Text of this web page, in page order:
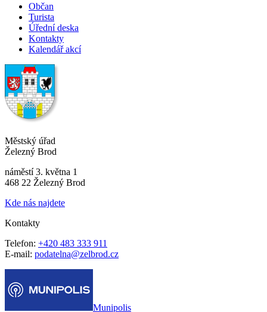
Občan
Turista
Úřední deska
Kontakty
Kalendář akcí
Městský úřad
Železný Brod
náměstí 3. května 1
468 22 Železný Brod
Kde nás najdete
Kontakty
Telefon: +420 483 333 911
E-mail: podatelna@zelbrod.cz
Munipolis